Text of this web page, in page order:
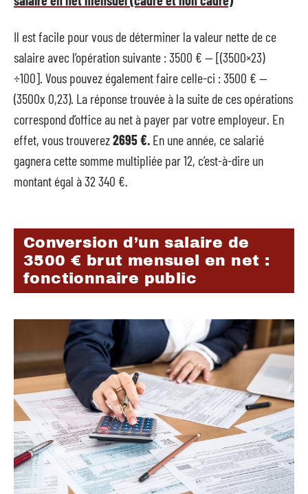
Il est facile pour vous de déterminer la valeur nette de ce
salaire avec l’opération suivante : 3500 € — [(3500×23)
÷100]. Vous pouvez également faire celle-ci : 3500 € —
(3500x 0,23). La réponse trouvée à la suite de ces opérations
correspond d’office au net à payer par votre employeur. En
effet, vous trouverez2695 €. En une année, ce salarié
gagnera cette somme multipliée par 12, c’est-à-dire un
montant égal à 32 340 €.
Conversion d’un salaire de
3500 € brut mensuel en net :
fonctionnaire public